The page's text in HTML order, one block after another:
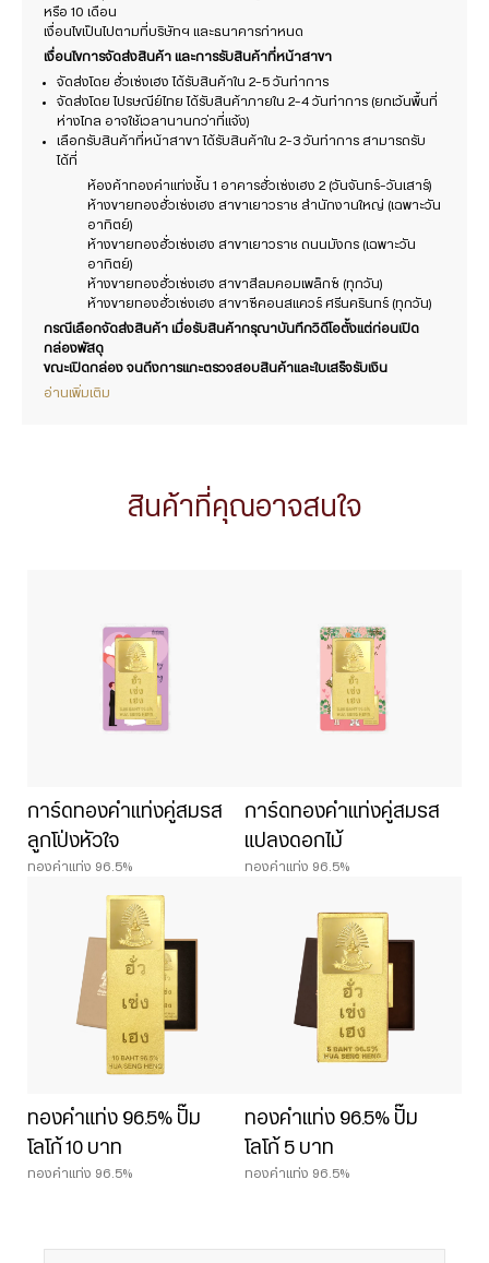
หรือ 10 เดือน
เงื่อนไขเป็นไปตามที่บริษัทฯ และธนาคารกำหนด
เงื่อนไขการจัดส่งสินค้า และการรับสินค้าที่หน้าสาขา
จัดส่งโดย ฮั่วเซ่งเฮง ได้รับสินค้าใน 2-5 วันทำการ
จัดส่งโดย ไปรษณีย์ไทย ได้รับสินค้าภายใน 2-4 วันทำการ (ยกเว้นพื้นที่
ห่างไกล อาจใช้เวลานานกว่าที่แจ้ง)
เลือกรับสินค้าที่หน้าสาขา ได้รับสินค้าใน 2-3 วันทำการ สามารถรับ
ได้ที่
ห้องค้าทองคำแท่งชั้น 1 อาคารฮั่วเซ่งเฮง 2 (วันจันทร์-วันเสาร์)
ห้างขายทองฮั่วเซ่งเฮง สาขาเยาวราช สำนักงานใหญ่ (เฉพาะวัน
อาทิตย์)
ห้างขายทองฮั่วเซ่งเฮง สาขาเยาวราช ถนนมังกร (เฉพาะวัน
อาทิตย์)
ห้างขายทองฮั่วเซ่งเฮง สาขาสีลมคอมเพล็กซ์ (ทุกวัน)
ห้างขายทองฮั่วเซ่งเฮง สาขาซีคอนสแควร์ ศรีนครินทร์ (ทุกวัน)
กรณีเลือกจัดส่งสินค้า เมื่อรับสินค้ากรุณาบันทึกวิดีโอตั้งแต่ก่อนเปิด
กล่องพัสดุ
ขณะเปิดกล่อง จนถึงการแกะตรวจสอบสินค้าและใบเสร็จรับเงิน
อ่านเพิ่มเติม
สินค้าที่คุณอาจสนใจ
การ์ดทองคำแท่งคู่สมรส
ลูกโป่งหัวใจ
ทองคำแท่ง 96.5%
การ์ดทองคำแท่งคู่สมรส
แปลงดอกไม้
ทองคำแท่ง 96.5%
ทองคำแท่ง 96.5% ปั๊ม
โลโก้ 10 บาท
ทองคำแท่ง 96.5%
ทองคำแท่ง 96.5% ปั๊ม
โลโก้ 5 บาท
ทองคำแท่ง 96.5%